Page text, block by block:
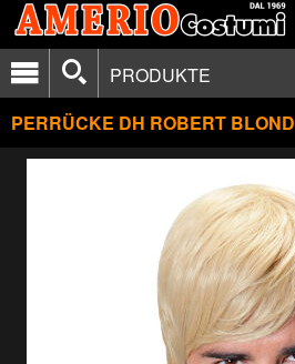
PRODUKTE
PERRÜCKE DH ROBERT BLOND